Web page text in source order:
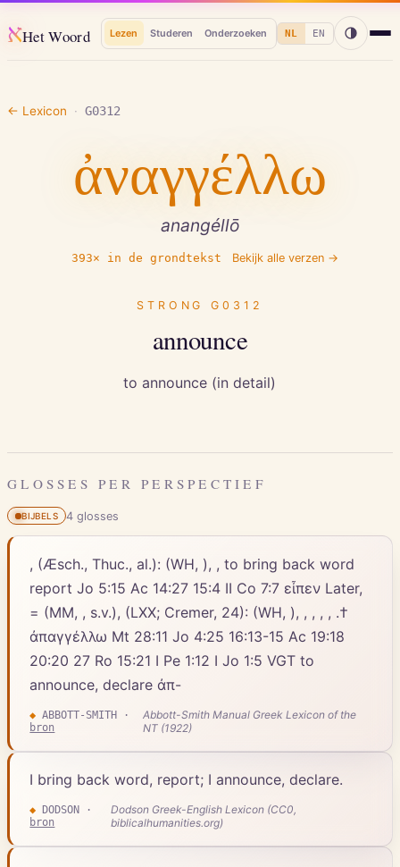
אHet Woord Lezen Studeren Onderzoeken NL EN
← Lexicon · G0312
ἀναγγέλλω
anangéllō
393× in de grondtekst Bekijk alle verzen →
STRONGG0312
announce
to announce (in detail)
GLOSSES PER PERSPECTIEF
BIJBELS 4glosses
, (Æsch., Thuc., al.): (WH, ), , to bring back word
report Jo 5:15 Ac 14:27 15:4 II Co 7:7 εἶπεν Later,
= (MM, , s.v.), (LXX; Cremer, 24): (WH, ), , , , , .†
ἀπαγγέλλω Mt 28:11 Jo 4:25 16:13-15 Ac 19:18
20:20 27 Ro 15:21 I Pe 1:12 I Jo 1:5 VGT to
announce, declare ἀπ-
◆ ABBOTT-SMITH ·
bron
Abbott-Smith Manual Greek Lexicon of the
NT (1922)
I bring back word, report; I announce, declare.
◆ DODSON ·
bron
Dodson Greek-English Lexicon (CC0,
biblicalhumanities.org)